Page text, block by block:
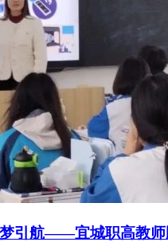
引航——宜城职高教师